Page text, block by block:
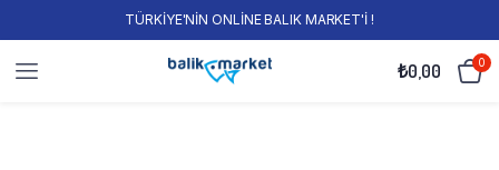
TÜRKİYE'NİN ONLİNE BALIK MARKET'İ !
₺0,00 0